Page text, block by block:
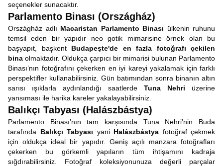
seçenekler sunacaktır.
Parlamento Binası (Országház)
Országház adlı Macaristan Parlamento Binası ülkenin ruhunu
temsil eden bir yapıdır neo gotik mimarisine örnek olan bu
başyapıt, başkent Budapeşte'de en fazla fotoğrafı çekilen
bina olmaktadır. Oldukça çarpıcı bir mimarisi bulunan Parlamento
Binası’nın fotoğrafını çekerken en iyi kareyi yakalamak için farklı
perspektifler kullanabilirsiniz. Gün batımından sonra binanın altın
sarısı ışıklarla aydınlandığı saatlerde Tuna Nehri üzerine
yansıması ile harika kareler yakalayabilirsiniz.
Balıkçı Tabyası (Halászbástya)
Parlamento Binası’nın tam karşısında Tuna Nehri’nin Buda
tarafında Balıkçı Tabyası yani Halászbástya fotoğraf çekmek
için oldukça ideal bir yapıdır. Geniş açılı manzara fotoğrafları
çekerken bu görkemli yapıların tüm ihtişamını kadraja
sığdırabilirsiniz. Fotoğraf koleksiyonunuza değerli parçalar